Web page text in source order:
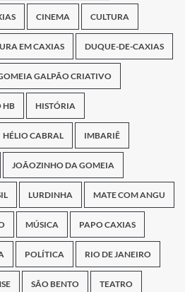
CINEMA CULTURA
EM CAXIAS DUQUE-DE-CAXIAS
GALPÃO CRIATIVO
HB HISTÓRIA
HÉLIO CABRAL IMBARIÊ
JOÃOZINHO DA GOMEIA
LURDINHA MATE COM ANGU
MÚSICA PAPO CAXIAS
POLÍTICA RIO DE JANEIRO
SÃO BENTO TEATRO